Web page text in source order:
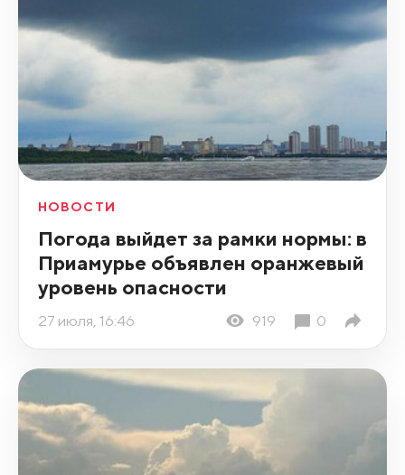
НОВОСТИ
Погода выйдет за рамки нормы: в
Приамурье объявлен оранжевый
уровень опасности
27 июля, 16:46 919 0